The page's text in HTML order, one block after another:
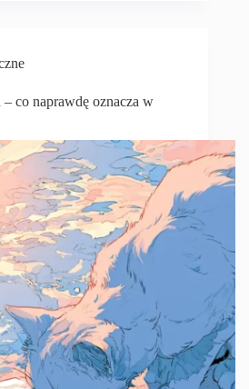
co naprawdę oznacza w